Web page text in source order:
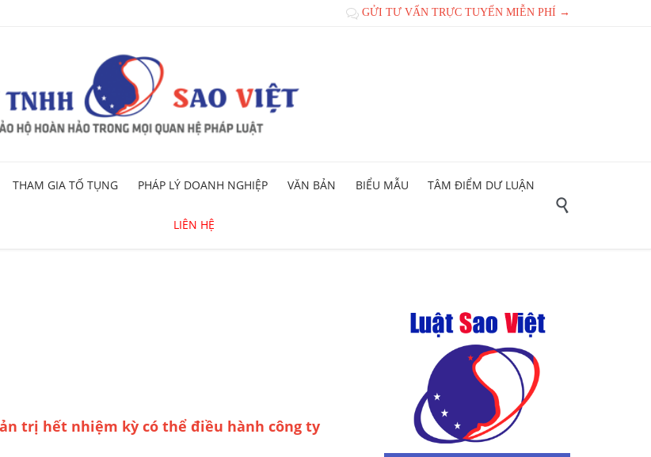
 GỬI TƯ VẤN TRỰC TUYẾN MIỄN PHÍ →
to
THAM GIA TỐ TỤNG PHÁP LÝ DOANH NGHIỆP VĂN BẢN BIỂU MẪU TÂM ĐIỂM DƯ LUẬN
LIÊN HỆ

trị hết nhiệm kỳ có thể điều hành công ty